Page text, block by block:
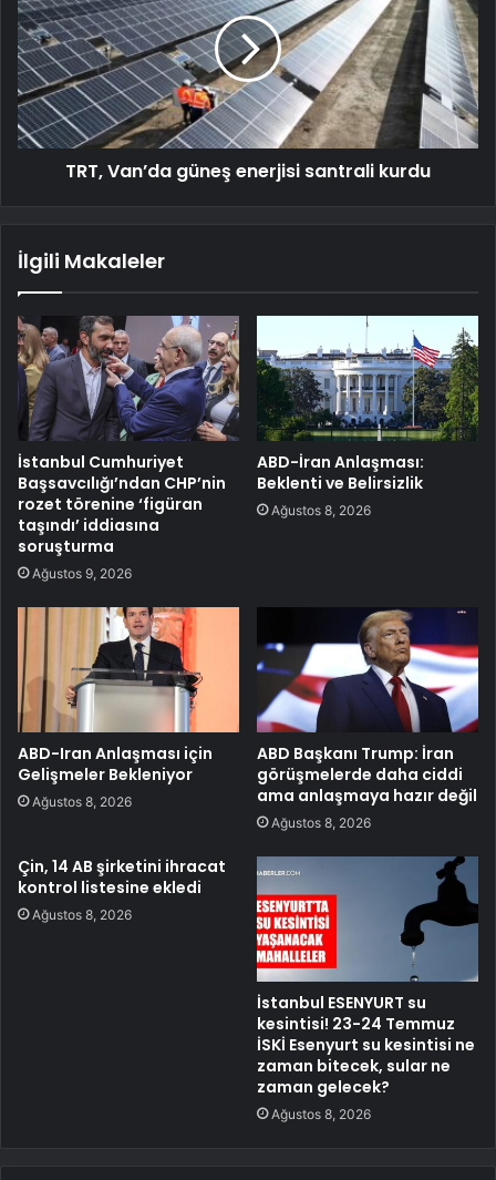
TRT, Van’da güneş enerjisi santrali kurdu
İlgili Makaleler
İstanbul Cumhuriyet
Başsavcılığı’ndan CHP’nin
rozet törenine ‘figüran
taşındı’ iddiasına
soruşturma
Ağustos 9, 2026
ABD-İran Anlaşması:
Beklenti ve Belirsizlik
Ağustos 8, 2026
ABD-Iran Anlaşması için
Gelişmeler Bekleniyor
Ağustos 8, 2026
ABD Başkanı Trump: İran
görüşmelerde daha ciddi
ama anlaşmaya hazır değil
Ağustos 8, 2026
Çin, 14 AB şirketini ihracat
kontrol listesine ekledi
Ağustos 8, 2026
İstanbul ESENYURT su
kesintisi! 23-24 Temmuz
İSKİ Esenyurt su kesintisi ne
zaman bitecek, sular ne
zaman gelecek?
Ağustos 8, 2026